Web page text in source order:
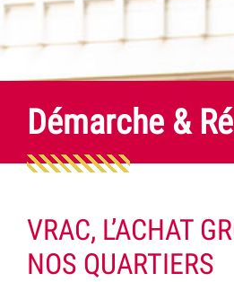
Démarche &
VRAC, L’ACHAT
NOS QUARTIERS